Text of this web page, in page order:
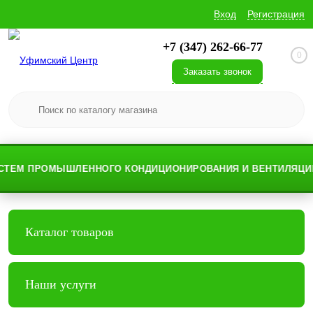
Вход Регистрация
+7 (347) 262-66-77
Заказать звонок
0
ПРОМЫШЛЕННОГО КОНДИЦИОНИРОВАНИЯ И ВЕНТИЛЯЦИИ
Каталог товаров
Наши услуги